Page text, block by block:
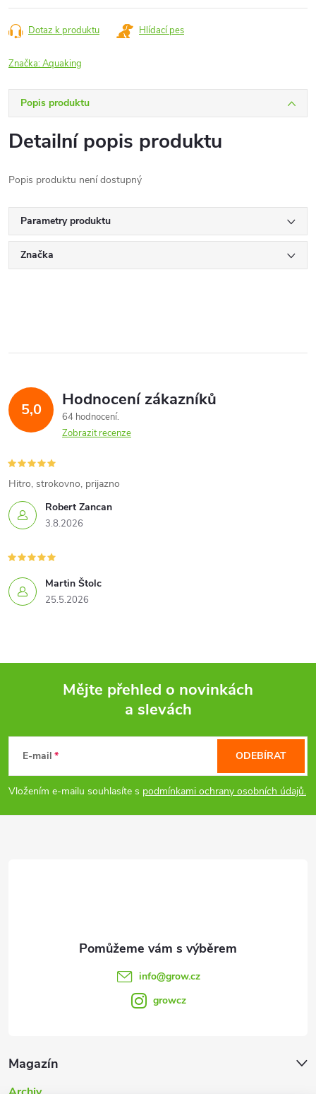
Dotaz k produktu Hlídací pes
Značka:Aquaking
Popis produktu
Detailní popis produktu
Popis produktu není dostupný
Parametry produktu
Značka
5,0 Hodnocení zákazníků
64 hodnocení
Zobrazit recenze
Robert Zancan
3.8.2026
Hitro, strokovno, prijazno
Martin Štolc
25.5.2026
p
a
Mějte přehled o novinkách
a slevách
E-mail
Vložením e-mailu souhlasíte s podmínkami ochrany osobních údajů.
ODEBÍRAT
Magazín
info@grow.cz
growcz